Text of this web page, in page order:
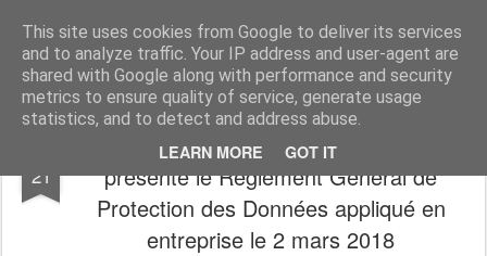
This site uses cookies from Google to deliver its services
and to analyze traffic. Your IP address and user-agent are
shared with Google along with performance and security
metrics to ensure quality of service, generate usage
statistics, and to detect and address abuse.
LEARN MORE GOT IT
Tilaune .. Tilaune vous assiste dans le conseil, la mise en œuvre et l'intégration d'architecture collaborative. Nous sommes des spécialistes de HCL Domino et HCL Connections. Nous réalisons audit, migration et intégration des structures au sein de votre architecture actuelle. Nous disposons d'expert sur le RGPD et fournissons les prestations de DPO mutualisés.
21
#RGPD Le cabinet #FIDAL et #Tilaune
présente le Réglement Général de
Protection des Données appliqué en
entreprise le 2 mars 2018